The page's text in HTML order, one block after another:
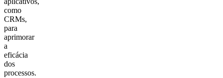
como
CRMs,
para
aprimorar
a
eficácia
dos
processos.